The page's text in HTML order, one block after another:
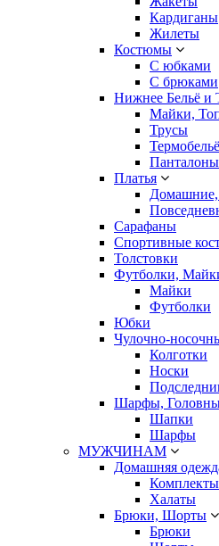
Кардиганы
Жилеты
Костюмы
С юбками
С брюками
Нижнее Бельё и
Майки,
Трусы
Термобельё
Панталоны
Платья
Сарафаны
Спортивные
Толстовки
Футболки,
Майки
Футболки
Юбки
Чулочно-
Колготки
Носки
Шарфы,
Шапки
Шарфы
МУЖЧИНАМ
Домашняя
Комплекты
Халаты
Брюки, Шорты
Брюки